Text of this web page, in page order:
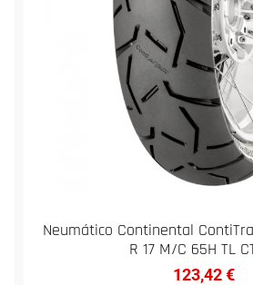
Neumático Continental
R 17 M/C 65H TL
123,42€